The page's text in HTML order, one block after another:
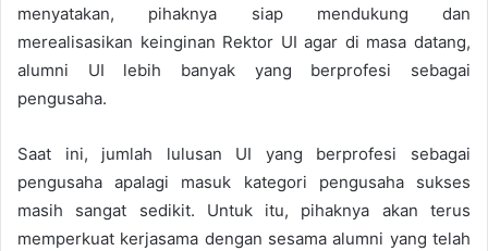
menyatakan, pihaknya siap mendukung dan
merealisasikan keinginan Rektor UI agar di masa datang,
alumni UI lebih banyak yang berprofesi sebagai
pengusaha.
Saat ini, jumlah lulusan UI yang berprofesi sebagai
pengusaha apalagi masuk kategori pengusaha sukses
masih sangat sedikit. Untuk itu, pihaknya akan terus
memperkuat kerjasama dengan sesama alumni yang telah